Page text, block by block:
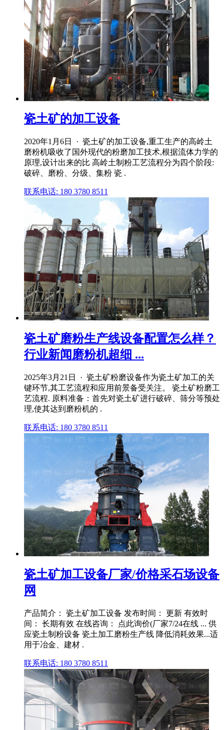
瓷土矿的加工设备
2020年1月6日 · 瓷土矿的加工设备,重工生产的高岭土
磨粉机吸收了国外现代的粉磨加工技术,根据流体力学的
原理,设计出来的比 高岭土制粉工艺流程分为四个阶段:
破碎、磨粉、分级、集粉 瓷 .
联系电话: 180 3780 8511
瓷土矿磨粉生产线设备配置怎么样？
行业新闻磨粉机超细 ...
2025年3月21日 · 瓷土矿粉磨设备作为瓷土矿加工的关
键环节,其工艺流程和应用前景备受关注。 瓷土矿粉磨工
艺流程. 原料准备：首先对瓷土矿进行破碎、筛分等预处
理,使其达到磨粉机的 .
联系电话: 180 3780 8511
瓷土矿加工设备厂家/价格采石场设备
网
产品简介： 瓷土矿加工设备 发布时间： 更新 有效时
间： 长期有效 在线咨询： 点此询价(厂家7/24在线 ... 供
应瓷土制粉设备 瓷土加工磨粉生产线 降低消耗效果...适
用于冶金、建材 .
联系电话: 180 3780 8511